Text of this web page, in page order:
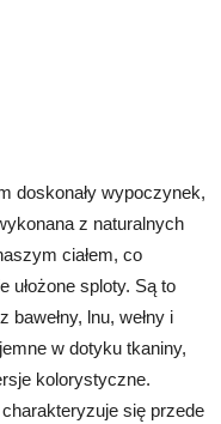
doskonały wypoczynek,
z naturalnych
ciałem, co
ułożone sploty. Są to
lnu, wełny i
w dotyku tkaniny,
kolorystyczne.
charakteryzuje się przede